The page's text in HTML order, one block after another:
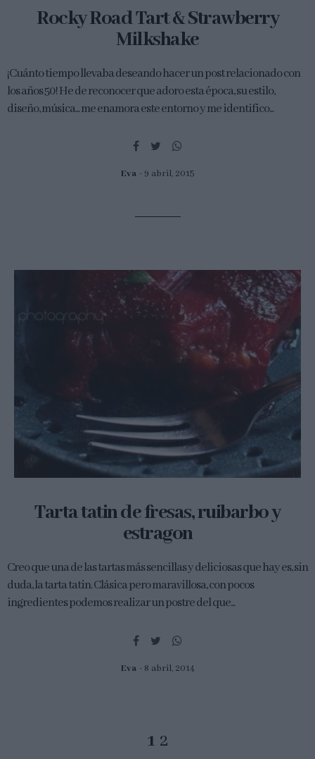
Rocky Road Tart & Strawberry
Milkshake
¡Cuánto tiempo llevaba deseando hacer un post relacionado con
los años 50! He de reconocer que adoro esta época, su estilo,
diseño, música... me enamora este entorno y me identifico...
Eva 9 abril, 2015
Tarta tatin de fresas, ruibarbo y
estragon
Creo que una de las tartas más sencillas y deliciosas que hay es, sin
duda, la tarta tatin. Clásica pero maravillosa, con pocos
ingredientes podemos realizar un postre del que...
Eva 8 abril, 2014
1 2